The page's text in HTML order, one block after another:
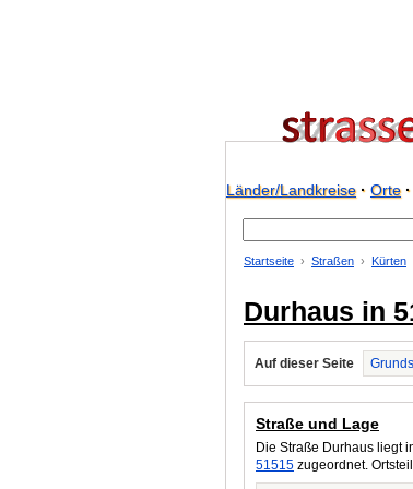
Länder/Landkreise· Orte·
Startseite Straßen Kürten
Durhaus in
Auf dieser Seite
Straße und Lage
Die Straße Durhaus liegt
51515 zugeordnet.